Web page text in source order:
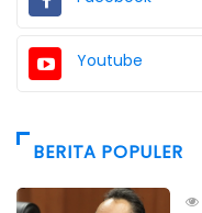
Youtube
BERITA POPULER